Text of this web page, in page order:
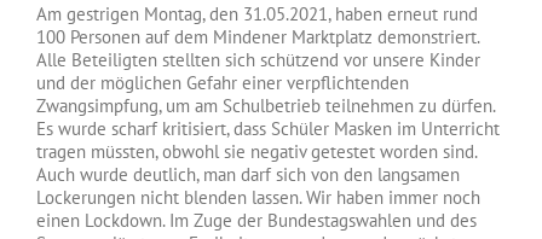
Am gestrigen Montag, den 31.05.2021, haben erneut rund
100 Personen auf dem Mindener Marktplatz demonstriert.
Alle Beteiligten stellten sich schützend vor unsere Kinder
und der möglichen Gefahr einer verpflichtenden
Zwangsimpfung, um am Schulbetrieb teilnehmen zu dürfen.
Es wurde scharf kritisiert, dass Schüler Masken im Unterricht
tragen müssten, obwohl sie negativ getestet worden sind.
Auch wurde deutlich, man darf sich von den langsamen
Lockerungen nicht blenden lassen. Wir haben immer noch
einen Lockdown. Im Zuge der Bundestagswahlen und des